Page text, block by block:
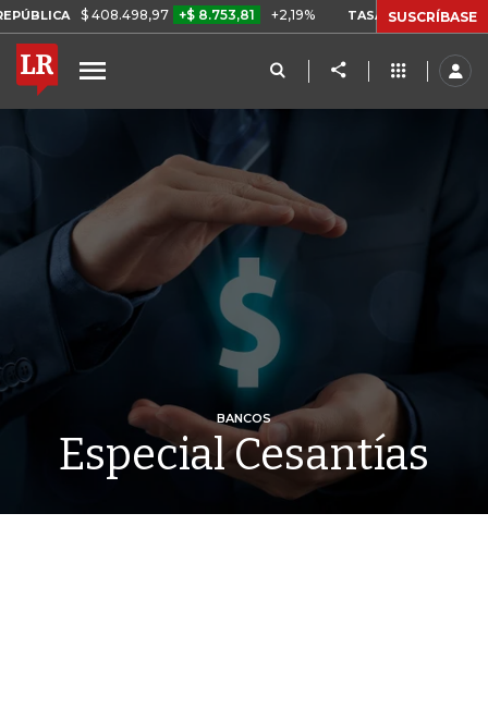
$ 408.498,97 +$ 8.753,81 +2,19% TASA DE USURA CRÉDITO
SUSCRÍBASE
BANCOS
Especial Cesantías